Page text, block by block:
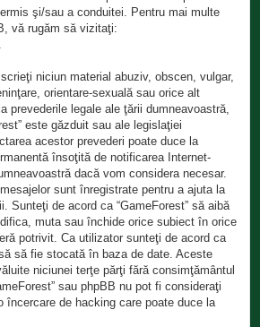
şi/sau a conduitei. Pentru mai multe
vă rugăm să vizitaţi:
.
niciun material abuziv, obscen, vulgar,
orientare-sexuală sau orice alt
prevederile legale ale ţării dumneavoastră,
este găzduit sau ale legislaţiei
acestor prevederi poate duce la
însoţită de notificarea Internet-
dacă vom considera necesar.
sunt înregistrate pentru a ajuta la
Sunteţi de acord ca “GameForest” să aibă
muta sau închide orice subiect în orice
potrivit. Ca utilizator sunteţi de acord ca
să fie stocată în baza de date. Aceste
niciunei terţe părţi fără consimţământul
sau phpBB nu pot fi consideraţi
încercare de hacking care poate duce la